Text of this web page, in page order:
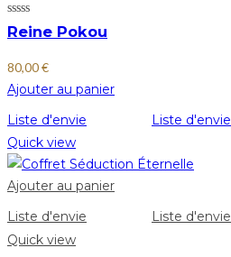
Reine Pokou
80,00€
Ajouter au panier
Liste d'envie
Liste d'envie
Quick view
Ajouter au panier
Liste d'envie
Liste d'envie
Quick view